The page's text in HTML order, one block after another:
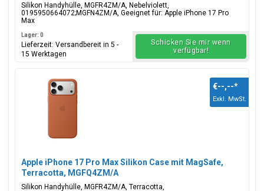
Silikon Handyhülle, MGFR4ZM/A, Nebelviolett,
0195950664072;MGFN4ZM/A, Geeignet für: Apple iPhone 17 Pro
Max
Lager: 0
Lieferzeit: Versandbereit in 5 -
15 Werktagen
Schicken Sie mir wenn
verfügbar!
Apple iPhone 17 Pro Max Silikon Case mit MagSafe,
Terracotta, MGFQ4ZM/A
Silikon Handyhülle, MGFR4ZM/A, Terracotta,
€--,--*
Exkl. MwSt.